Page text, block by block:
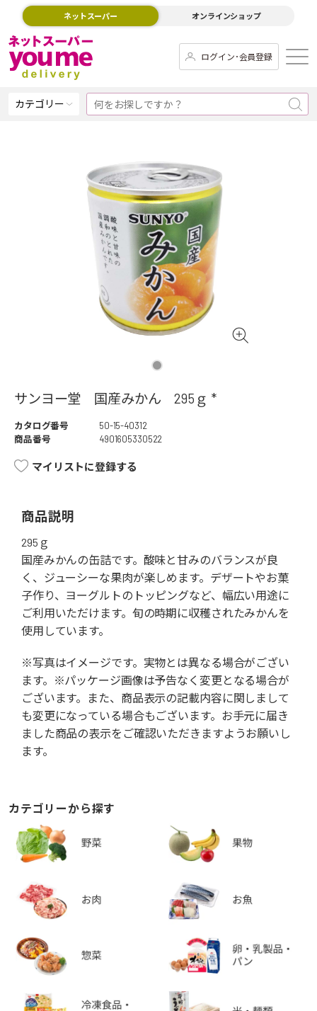
ネットスーパー オンラインショップ
ログイン･会員登録
カテゴリー
サンヨー堂 国産みかん 295ｇ *
カタログ番号
50-15-40312
商品番号
4901605330522
マイリストに登録する
商品説明
295ｇ
国産みかんの缶詰です。酸味と甘みのバランスが良
く、ジューシーな果肉が楽しめます。デザートやお菓
子作り、ヨーグルトのトッピングなど、幅広い用途に
ご利用いただけます。旬の時期に収穫されたみかんを
使用しています。
※写真はイメージです。実物とは異なる場合がござい
ます。※パッケージ画像は予告なく変更となる場合が
ございます。また、商品表示の記載内容に関しまして
も変更になっている場合もございます。お手元に届き
ました商品の表示をご確認いただきますようお願いし
ます。
カテゴリーから探す